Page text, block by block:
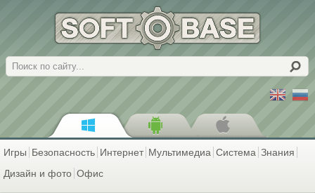
Поиск
Игры Безопасность Интернет Мультимедиа Система Знания
Дизайн и фото Офис